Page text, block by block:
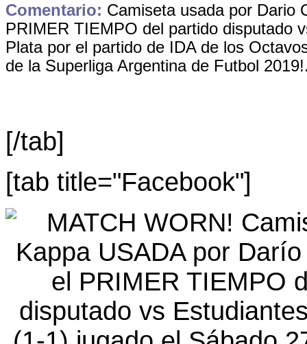
Comentario: Camiseta usada por Dario
PRIMER TIEMPO del partido disputado
Plata por el partido de IDA de los
de la Superliga Argentina de Futbol
[/tab]
[tab title="Facebook"]